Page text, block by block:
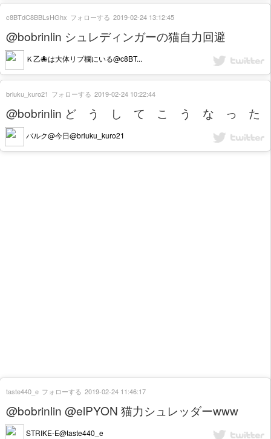
@bobrinlin シュレディンガーの猫自力回避
Ｋ乙🐙は大体リプ欄にいる@c8BT...
c8BTdC8BBLsHGhx フォローする 2019-02-24 13:12:45
@bobrinlin ど う し て こ う な っ た
バルク@今日@brluku_kuro21
brluku_kuro21 フォローする 2019-02-24 10:22:44
@bobrinlin @elPYON 猫力シュレッダーwww
STRIKE-E@taste440_e
taste440_e フォローする 2019-02-24 11:46:17